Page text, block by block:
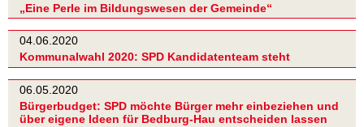
„Eine Perle im Bildungswesen der Gemeinde“
04.06.2020
Kommunalwahl 2020: SPD Kandidatenteam steht
06.05.2020
Bürgerbudget: SPD möchte Bürger mehr einbeziehen und
über eigene Ideen für Bedburg-Hau entscheiden lassen